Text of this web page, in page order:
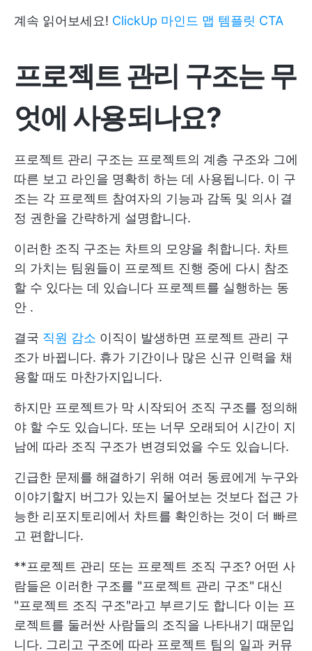
계속 읽어보세요! ClickUp 마인드 맵 템플릿 CTA
프로젝트 관리 구조는 무
엇에 사용되나요?
프로젝트 관리 구조는 프로젝트의 계층 구조와 그에
따른 보고 라인을 명확히 하는 데 사용됩니다. 이 구
조는 각 프로젝트 참여자의 기능과 감독 및 의사 결
정 권한을 간략하게 설명합니다.
이러한 조직 구조는 차트의 모양을 취합니다. 차트
의 가치는 팀원들이 프로젝트 진행 중에 다시 참조
할 수 있다는 데 있습니다 프로젝트를 실행하는 동
안 .
결국 직원 감소 이직이 발생하면 프로젝트 관리 구
조가 바뀝니다. 휴가 기간이나 많은 신규 인력을 채
용할 때도 마찬가지입니다.
하지만 프로젝트가 막 시작되어 조직 구조를 정의해
야 할 수도 있습니다. 또는 너무 오래되어 시간이 지
남에 따라 조직 구조가 변경되었을 수도 있습니다.
긴급한 문제를 해결하기 위해 여러 동료에게 누구와
이야기할지 버그가 있는지 물어보는 것보다 접근 가
능한 리포지토리에서 차트를 확인하는 것이 더 빠르
고 편합니다.
**프로젝트 관리 또는 프로젝트 조직 구조? 어떤 사
람들은 이러한 구조를 "프로젝트 관리 구조" 대신
"프로젝트 조직 구조"라고 부르기도 합니다 이는 프
로젝트를 둘러싼 사람들의 조직을 나타내기 때문입
니다. 그리고 구조에 따라 프로젝트 팀의 일과 커뮤